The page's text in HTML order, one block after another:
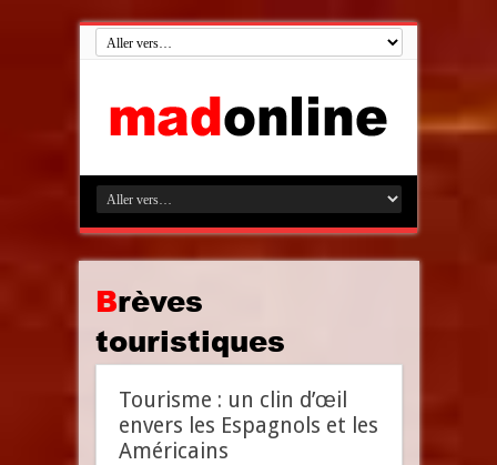
Brèves
touristiques
Tourisme : un clin d’œil
envers les Espagnols et les
Américains